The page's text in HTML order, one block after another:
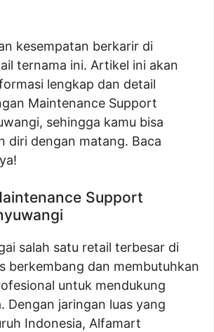
kesempatan berkarir di
ternama ini. Artikel ini akan
lengkap dan detail
Maintenance Support
sehingga kamu bisa
diri dengan matang. Baca
Support
salah satu retail terbesar di
berkembang dan membutuhkan
untuk mendukung
Dengan jaringan luas yang
Indonesia, Alfamart